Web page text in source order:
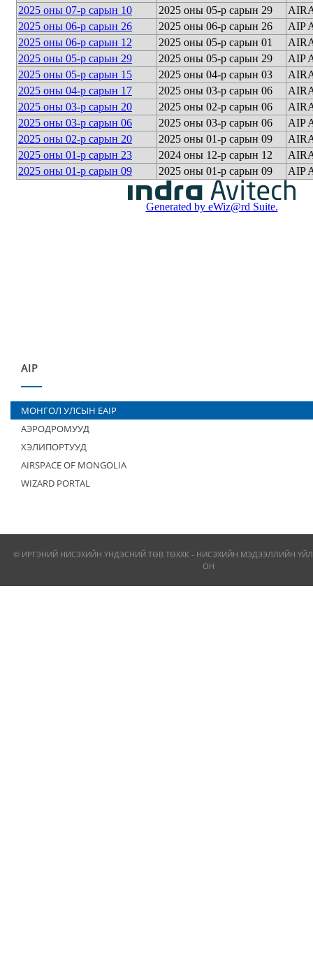
AIP
МОНГОЛ УЛСЫН EAIP
АЭРОДРОМУУД
ХЭЛИПОРТУУД
AIRSPACE OF MONGOLIA
WIZARD PORTAL
© ИРГЭНИЙ НИСЭХИЙН ҮНДЭСНИЙ ТӨВ ТӨХХК - НИСЭХИЙН МЭДЭЭЛЛИЙН
ОН